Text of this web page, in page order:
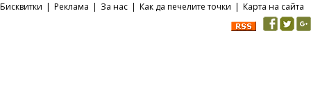
Бисквитки | Реклама | За нас | Как да печелите точки | Карта на сайта